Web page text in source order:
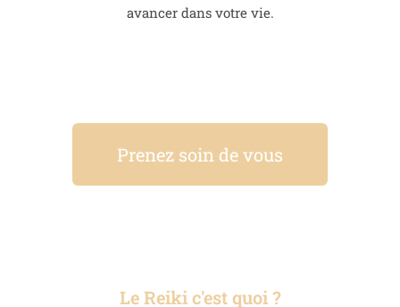
avancer dans votre vie.
Prenez soin de vous
Le Reiki c'est quoi ?